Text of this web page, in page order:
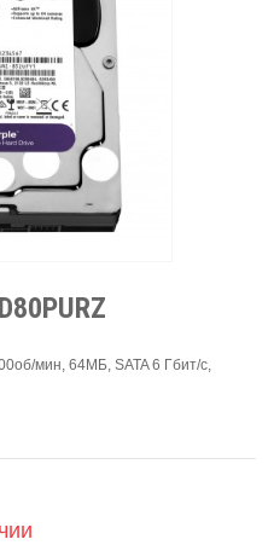
мин, 64МБ, SATA 6 Гбит/с,